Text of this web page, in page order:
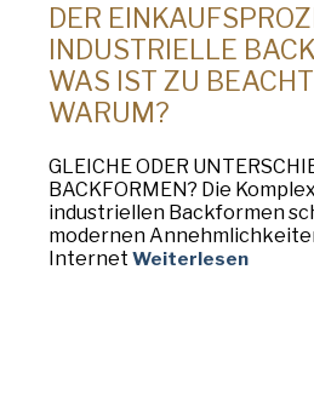
DER
INDUSTRIELLE
WAS IST ZU
WARUM?
GLEICHE ODER
BACKFORMEN? Die
industriellen Backformen
modernen
Internet Weiterlesen